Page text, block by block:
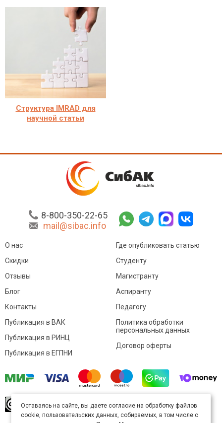
Структура IMRAD для
научной статьи
8-800-350-22-65
mail@sibac.info
О нас
Скидки
Отзывы
Блог
Контакты
Где опубликовать статью
Студенту
Магистранту
Аспиранту
Педагогу
Публикация в ВАК
Публикация в РИНЦ
Публикация в ЕГПНИ
Политика обработки
персональных данных
Договор оферты
произведение доступно полицензии Creative
Commons «Attribution» («Атрибуция») 4.0
Оставаясь на сайте, вы даете согласие на обработку файлов
cookie, пользовательских данных, собираемых, в том числе с